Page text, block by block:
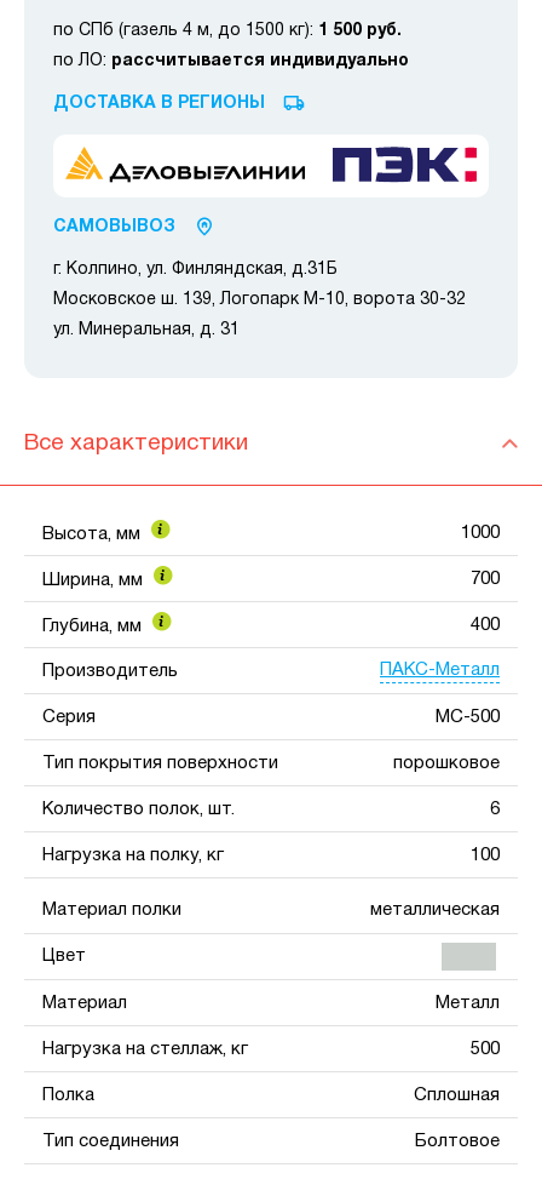
по СПб (газель 4 м, до 1500 кг): 1 500 руб.
по ЛО: рассчитывается индивидуально
ДОСТАВКА В РЕГИОНЫ
САМОВЫВОЗ
г. Колпино, ул. Финляндская, д.31Б
Московское ш. 139, Логопарк М-10, ворота 30-32
ул. Минеральная, д. 31
Все характеристики
Высота, мм 1000
Ширина, мм 700
Глубина, мм 400
Производитель ПАКС-Металл
Серия МС-500
Тип покрытия поверхности порошковое
Количество полок, шт. 6
Нагрузка на полку, кг 100
Материал полки металлическая
Цвет
Материал Металл
Нагрузка на стеллаж, кг 500
Полка Сплошная
Тип соединения Болтовое